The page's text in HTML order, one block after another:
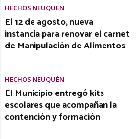
HECHOS NEUQUÉN
El 12 de agosto, nueva
instancia para renovar el carnet
de Manipulación de Alimentos
HECHOS NEUQUÉN
El Municipio entregó kits
escolares que acompañan la
contención y formación